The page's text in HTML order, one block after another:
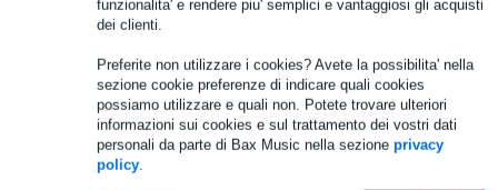
funzionalita' e rendere piu' semplici e vantaggiosi gli acquisti
dei clienti.
Preferite non utilizzare i cookies? Avete la possibilita' nella
sezione cookie preferenze di indicare quali cookies
possiamo utilizzare e quali non. Potete trovare ulteriori
informazioni sui cookies e sul trattamento dei vostri dati
personali da parte di Bax Music nella sezione privacy
policy.
Accessori (3)